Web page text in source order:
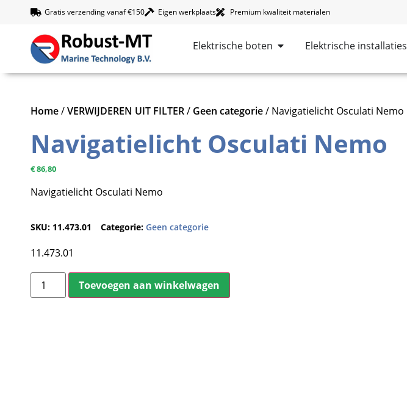
Gratis verzending vanaf €150 Eigen werkplaats Premium kwaliteit materialen
Elektrische boten Elektrische installaties
Home/VERWIJDEREN UIT FILTER/ Geen categorie/ Navigatielicht Osculati Nemo
Navigatielicht Osculati Nemo
€86,80
Navigatielicht Osculati Nemo
SKU: 11.473.01 Categorie: Geen categorie
11.473.01
Toevoegen aan winkelwagen